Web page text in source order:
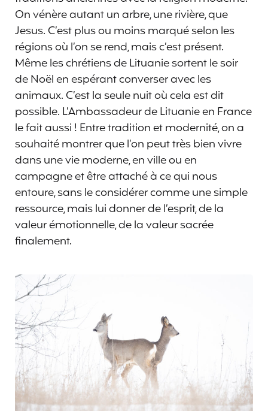
On vénère autant un arbre, une rivière, que
Jesus. C’est plus ou moins marqué selon les
régions où l’on se rend, mais c’est présent.
Même les chrétiens de Lituanie sortent le soir
de Noël en espérant converser avec les
animaux. C’est la seule nuit où cela est dit
possible. L’Ambassadeur de Lituanie en France
le fait aussi ! Entre tradition et modernité, on a
souhaité montrer que l’on peut très bien vivre
dans une vie moderne, en ville ou en
campagne et être attaché à ce qui nous
entoure, sans le considérer comme une simple
ressource, mais lui donner de l’esprit, de la
valeur émotionnelle, de la valeur sacrée
finalement.